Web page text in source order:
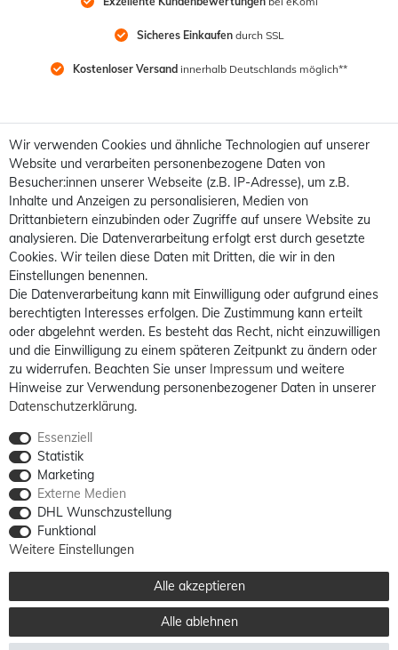
Sicheres Einkaufen durch SSL
Kostenloser Versand innerhalb Deutschlands möglich**
Wir verwenden Cookies und ähnliche Technologien auf unserer
Website und verarbeiten personenbezogene Daten von
Besucher:innen unserer Webseite (z.B. IP-Adresse), um z.B.
Inhalte und Anzeigen zu personalisieren, Medien von
Drittanbietern einzubinden oder Zugriffe auf unsere Website zu
analysieren. Die Datenverarbeitung erfolgt erst durch gesetzte
Cookies. Wir teilen diese Daten mit Dritten, die wir in den
Einstellungen benennen.
Die Datenverarbeitung kann mit Einwilligung oder aufgrund eines
berechtigten Interesses erfolgen. Die Zustimmung kann erteilt
oder abgelehnt werden. Es besteht das Recht, nicht einzuwilligen
und die Einwilligung zu einem späteren Zeitpunkt zu ändern oder
zu widerrufen. Beachten Sie unser Impressum und weitere
Hinweise zur Verwendung personenbezogener Daten in unserer
Daten­schutz­erklärung.
Essenziell
Statistik
Marketing
Externe Medien
DHL Wunschzustellung
Funktional
Weitere Einstellungen
Alle akzeptieren
Alle ablehnen